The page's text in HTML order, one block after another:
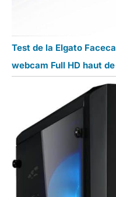
Test de la Elgato
webcam Full HD haut